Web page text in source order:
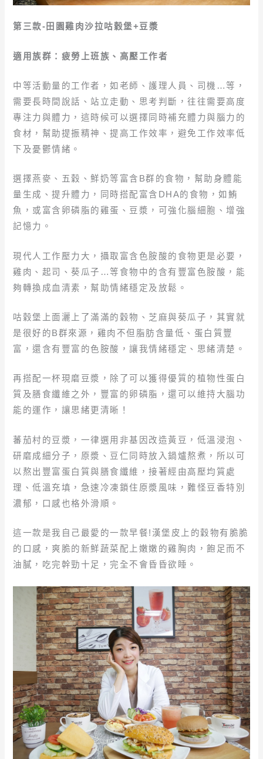
第三款-田園雞肉沙拉咕穀堡+豆漿
適用族群：疲勞上班族、高壓工作者
中等活動量的工作者，如老師、護理人員、司機…等，
需要長時間說話、站立走動、思考判斷，往往需要高度
專注力與體力，這時候可以選擇同時補充體力與腦力的
食材，幫助提振精神、提高工作效率，避免工作效率低
下及憂鬱情緒。
選擇燕麥、五穀、鮮奶等富含B群的食物，幫助身體能
量生成、提升體力，同時搭配富含DHA的食物，如鮪
魚，或富含卵磷脂的雞蛋、豆漿，可強化腦細胞、增強
記憶力。
現代人工作壓力大，攝取富含色胺酸的食物更是必要，
雞肉、起司、葵瓜子…等食物中的含有豐富色胺酸，能
夠轉換成血清素，幫助情緒穩定及放鬆。
咕穀堡上面灑上了滿滿的穀物、芝麻與葵瓜子，其實就
是很好的B群來源，雞肉不但脂肪含量低、蛋白質豐
富，還含有豐富的色胺酸，讓我情緒穩定、思緒清楚。
再搭配一杯現磨豆漿，除了可以獲得優質的植物性蛋白
質及膳食纖維之外，豐富的卵磷脂，還可以維持大腦功
能的運作，讓思緒更清晰！
蕃茄村的豆漿，一律選用非基因改造黃豆，低溫浸泡、
研磨成細分子，原漿、豆仁同時放入鍋爐熬煮，所以可
以熬出豐富蛋白質與膳食纖維，接著經由高壓均質處
理、低溫充填，急速冷凍鎖住原漿風味，難怪豆香特別
濃郁，口感也格外滑順。
這一款是我自己最愛的一款早餐!漢堡皮上的穀物有脆脆
的口感，爽脆的新鮮蔬菜配上嫩嫩的雞胸肉，飽足而不
油膩，吃完幹勁十足，完全不會昏昏欲睡。